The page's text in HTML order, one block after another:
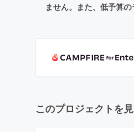
ません。また、低予算
このプロジェクトを